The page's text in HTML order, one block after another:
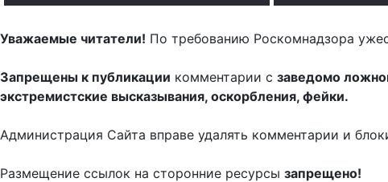
Уважаемые читатели! По требованию Роскомнадзора
Запрещены к публикации комментарии с заведомо
экстремистские высказывания, оскорбления, фейки.
Администрация Сайта вправе удалять комментарии и
Размещение ссылок на сторонние ресурсы запрещено!